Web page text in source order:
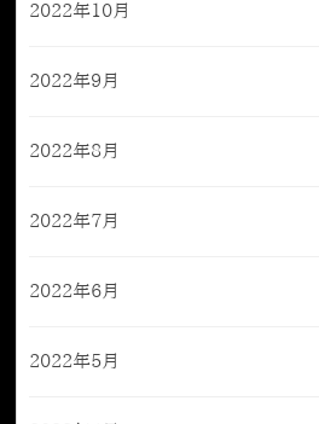
2022年10月
2022年9月
2022年8月
2022年7月
2022年6月
2022年5月